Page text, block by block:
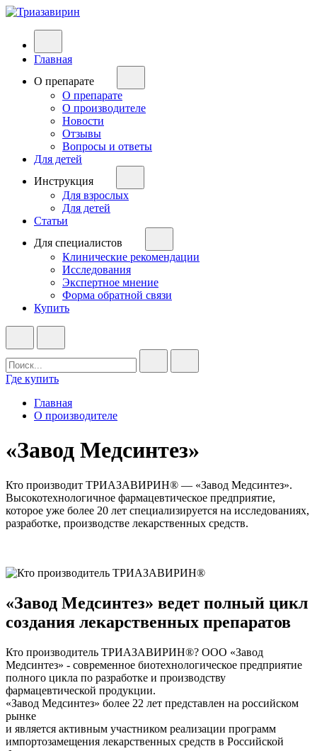
Главная
О препарате
О препарате
О производителе
Новости
Отзывы
Вопросы и ответы
Для детей
Инструкция
Для взрослых
Для детей
Статьи
Для специалистов
Клинические рекомендации
Исследования
Экспертное мнение
Форма обратной связи
Купить
Где купить
Главная
О производителе
«Завод Медсинтез»
Кто производит ТРИАЗАВИРИН® — «Завод Медсинтез».
Высокотехнологичное фармацевтическое предприятие,
которое уже более 20 лет специализируется на исследованиях,
разработке, производстве лекарственных средств.
«Завод Медсинтез» ведет полный цикл
создания лекарственных препаратов
Кто производитель ТРИАЗАВИРИН®? ООО «Завод
Медсинтез» - современное биотехнологическое предприятие
полного цикла по разработке и производству
фармацевтической продукции.
«Завод Медсинтез» более 22 лет представлен на российском
рынке
и является активным участником реализации программ
импортозамещения лекарственных средств в Российской